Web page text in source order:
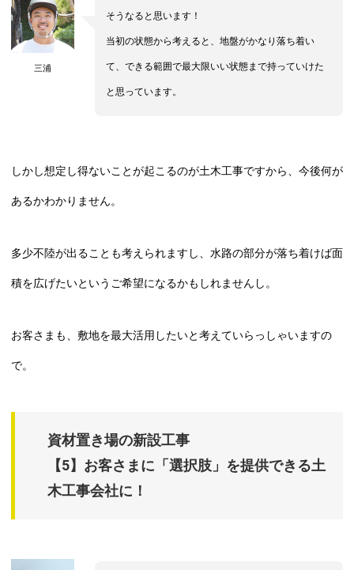
三浦
そうなると思います！
当初の状態から考えると、地盤がかなり落ち着い
て、できる範囲で最大限いい状態まで持っていけた
と思っています。
しかし想定し得ないことが起こるのが土木工事ですから、今後何が
あるかわかりません。
多少不陸が出ることも考えられますし、水路の部分が落ち着けば面
積を広げたいというご希望になるかもしれませんし。
お客さまも、敷地を最大活用したいと考えていらっしゃいますの
で。
資材置き場の新設工事
【5】お客さまに「選択肢」を提供できる土
木工事会社に！